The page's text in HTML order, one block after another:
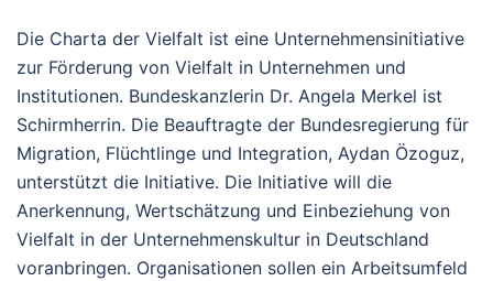
Die Charta der Vielfalt ist eine Unternehmensinitiative
zur Förderung von Vielfalt in Unternehmen und
Institutionen. Bundeskanzlerin Dr. Angela Merkel ist
Schirmherrin. Die Beauftragte der Bundesregierung für
Migration, Flüchtlinge und Integration, Aydan Özoguz,
unterstützt die Initiative. Die Initiative will die
Anerkennung, Wertschätzung und Einbeziehung von
Vielfalt in der Unternehmenskultur in Deutschland
voranbringen. Organisationen sollen ein Arbeitsumfeld